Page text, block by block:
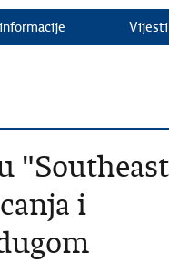
Vijesti
"Southeast
i